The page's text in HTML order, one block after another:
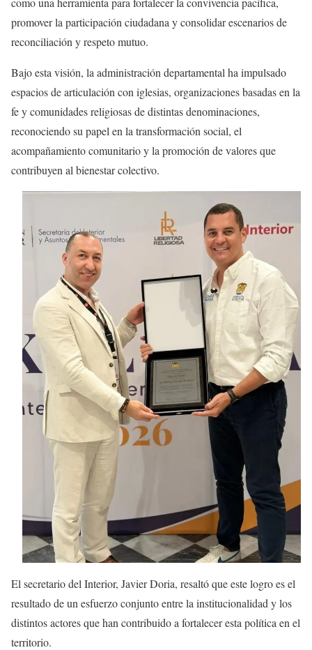
promover la participación ciudadana y consolidar escenarios de
reconciliación y respeto mutuo.
Bajo esta visión, la administración departamental ha impulsado
espacios de articulación con iglesias, organizaciones basadas en la
fe y comunidades religiosas de distintas denominaciones,
reconociendo su papel en la transformación social, el
acompañamiento comunitario y la promoción de valores que
contribuyen al bienestar colectivo.
El secretario del Interior, Javier Doria, resaltó que este logro es el
resultado de un esfuerzo conjunto entre la institucionalidad y los
distintos actores que han contribuido a fortalecer esta política en el
territorio.